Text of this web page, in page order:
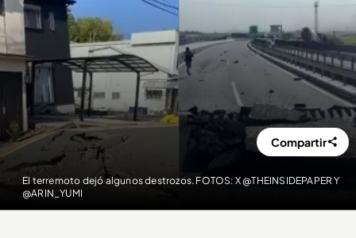
El terremoto dejó algunos destrozos. FOTOS: X @THEINSIDEPAPER Y
@ARIN_YUMI
Compartir